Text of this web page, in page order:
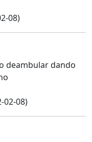
08)
deambular dando
02-08)